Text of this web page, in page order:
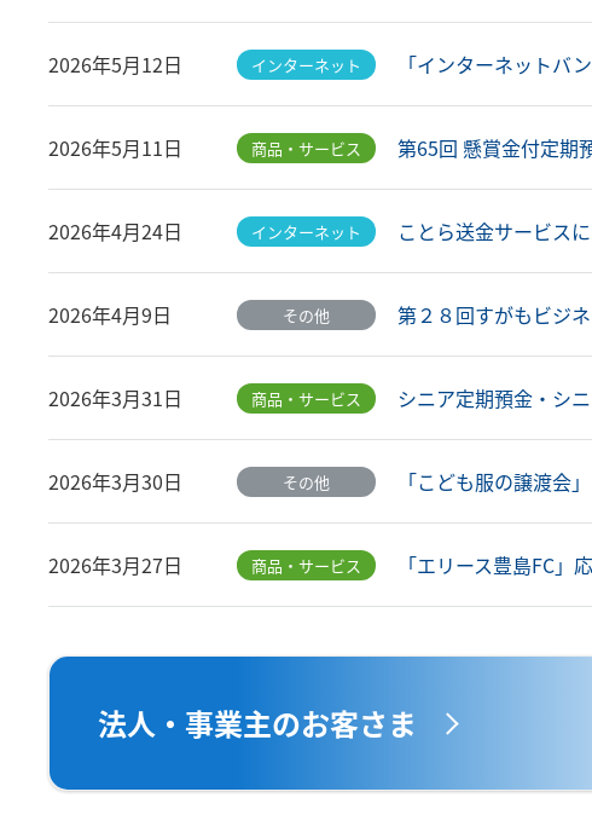
2026年5月12日 インターネット 「インターネットバ
2026年5月11日 商品・サービス 第65回 懸賞金付定期
2026年4月24日 インターネット ことら送金サービス
2026年4月9日 その他 第２８回すがもビジ
2026年3月31日 商品・サービス シニア定期預金・シ
2026年3月30日 その他 「こども服の譲渡会
2026年3月27日 商品・サービス 「エリース豊島FC」
法人・事業主のお客さま